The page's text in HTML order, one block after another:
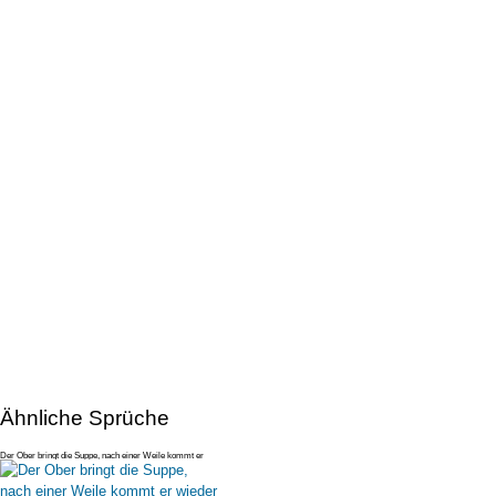
Ähnliche Sprüche
Der Ober bringt die Suppe, nach einer Weile kommt er
wieder am Tisch vor